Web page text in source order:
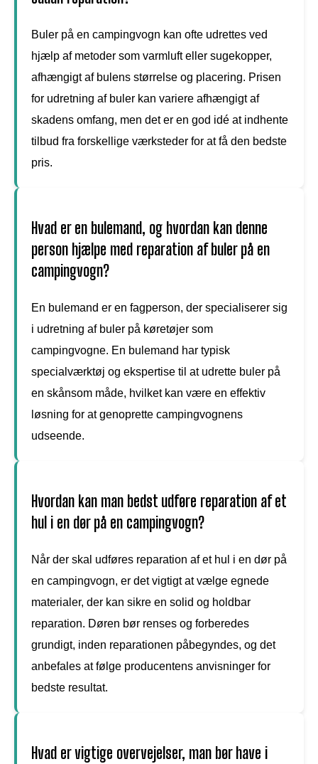
Buler på en campingvogn kan ofte udrettes ved
hjælp af metoder som varmluft eller sugekopper,
afhængigt af bulens størrelse og placering. Prisen
for udretning af buler kan variere afhængigt af
skadens omfang, men det er en god idé at indhente
tilbud fra forskellige værksteder for at få den bedste
pris.
Hvad er en bulemand, og hvordan kan denne
person hjælpe med reparation af buler på en
campingvogn?
En bulemand er en fagperson, der specialiserer sig
i udretning af buler på køretøjer som
campingvogne. En bulemand har typisk
specialværktøj og ekspertise til at udrette buler på
en skånsom måde, hvilket kan være en effektiv
løsning for at genoprette campingvognens
udseende.
Hvordan kan man bedst udføre reparation af et
hul i en dør på en campingvogn?
Når der skal udføres reparation af et hul i en dør på
en campingvogn, er det vigtigt at vælge egnede
materialer, der kan sikre en solid og holdbar
reparation. Døren bør renses og forberedes
grundigt, inden reparationen påbegyndes, og det
anbefales at følge producentens anvisninger for
bedste resultat.
Hvad er vigtige overvejelser, man bør have i